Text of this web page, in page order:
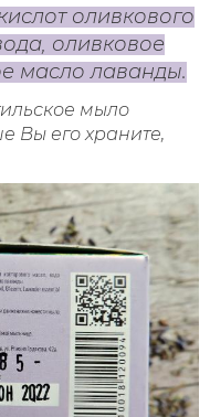
оливкового
оливковое
масло лаванды.
мыло
Вы его храните,